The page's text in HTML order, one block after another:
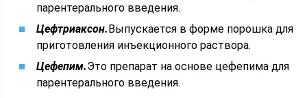
парентерального введения.
Цефтриаксон.Выпускается в форме порошка для
приготовления инъекционного раствора.
Цефепим.Это препарат на основе цефепима для
парентерального введения.